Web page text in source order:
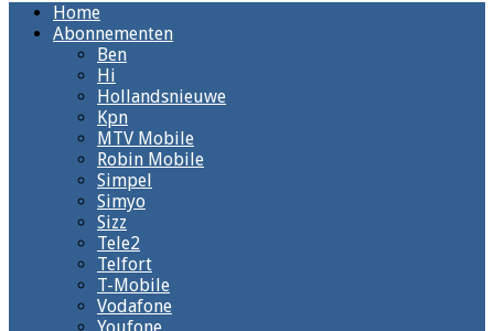
Home
Abonnementen
Ben
Hi
Hollandsnieuwe
Kpn
MTV Mobile
Robin Mobile
Simpel
Simyo
Sizz
Tele2
Telfort
T-Mobile
Vodafone